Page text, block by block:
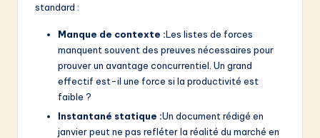
standard :
Manque de contexte :Les listes de forces
manquent souvent des preuves nécessaires pour
prouver un avantage concurrentiel. Un grand
effectif est-il une force si la productivité est
faible ?
Instantané statique :Un document rédigé en
janvier peut ne pas refléter la réalité du marché en